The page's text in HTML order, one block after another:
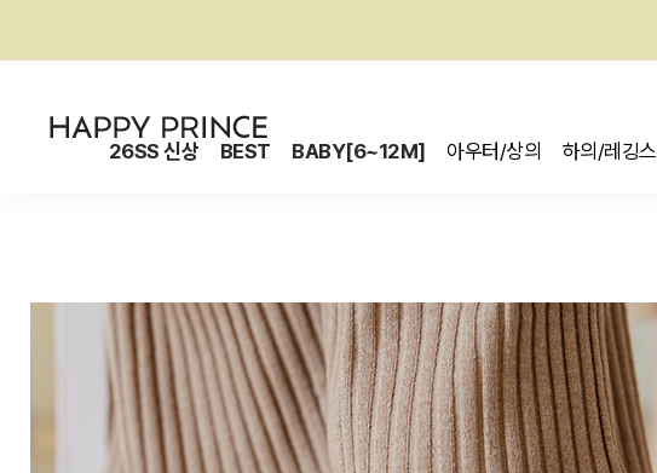
26SS 신상 BEST BABY[6~12M] 아우터/상의 하의/레깅스